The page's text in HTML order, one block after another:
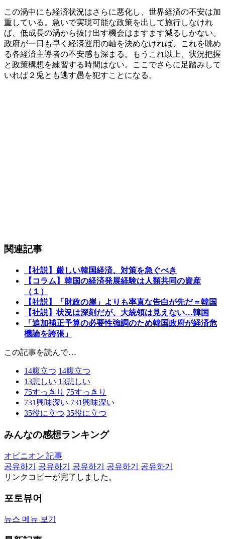
この渦中にも経済状況はさらに悪化し、世界経済の不安は加
重している。急いで実現可能な政策を出して施行しなけれ
ば、低成長の渦から抜け出す機会はますます減るしかない。
政府が一日も早く経済運用の軸を決めなければ、これを眺め
る各経済主導者の不安感も深まる。もうこれ以上、状況把握
と政策構想を練習する時間はない。ここでさらに足踏みして
いれば２兎とも逃す愚を犯すことになる。
関連記事
【社説】厳しい韓国経済、対策を急ぐべき
【コラム】韓国の経済発展経験は人類共同の資産
（１）
【社説】「財政の崖」よりも率直な告白が先だ＝韓国
【社説】状況は深刻だが、大統領は見えない…韓国
「追加補正予算の必要性強調のため韓国政府が経済危
機論を誇張」
この記事を読んで…
14腹立つ 14腹立つ
13悲しい 13悲しい
75すっきり 75すっきり
731興味深い 731興味深い
35役に立つ 35役に立つ
みんなの感想ランキング
オピニオン 記事
공유하기
공유하기 공유하기 공유하기
공유하기
リンクコピーが完了しました。
포토뷰어
뉴스 메뉴 보기